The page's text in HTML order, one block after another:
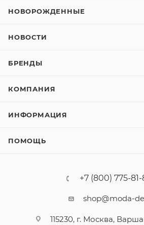
НОВОРОЖДЕННЫЕ
НОВОСТИ
БРЕНДЫ
КОМПАНИЯ
ИНФОРМАЦИЯ
ПОМОЩЬ
+7 (800) 775-
shop@moda-
115230, г. Москва,